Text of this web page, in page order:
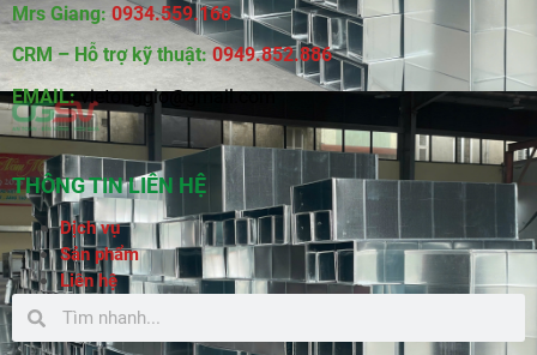
Mrs Giang: 0934.559.168
CRM – Hỗ trợ kỹ thuật: 0949.852.886
EMAIL: vietonggio@gmail.com
THÔNG TIN LIÊN HỆ
Dịch vụ
Sản phẩm
Liên hệ